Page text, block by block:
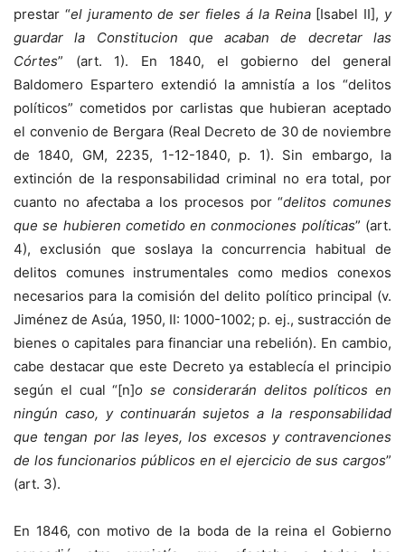
prestar “el juramento de ser fieles á la Reina[Isabel II], y
guardar la Constitucion que acaban de decretar las
Córtes” (art. 1). En 1840, el gobierno del general
Baldomero Espartero extendió la amnistía a los “delitos
políticos” cometidos por carlistas que hubieran aceptado
el convenio de Bergara (Real Decreto de 30 de noviembre
de 1840, GM, 2235, 1-12-1840, p. 1). Sin embargo, la
extinción de la responsabilidad criminal no era total, por
cuanto no afectaba a los procesos por “delitos comunes
que se hubieren cometido en conmociones políticas” (art.
4), exclusión que soslaya la concurrencia habitual de
delitos comunes instrumentales como medios conexos
necesarios para la comisión del delito político principal (v.
Jiménez de Asúa, 1950, II: 1000-1002; p. ej., sustracción de
bienes o capitales para financiar una rebelión). En cambio,
cabe destacar que este Decreto ya establecía el principio
según el cual “[n]o se considerarán delitos políticos en
ningún caso, y continuarán sujetos a la responsabilidad
que tengan por las leyes, los excesos y contravenciones
de los funcionarios públicos en el ejercicio de sus cargos”
(art. 3).
En 1846, con motivo de la boda de la reina el Gobierno